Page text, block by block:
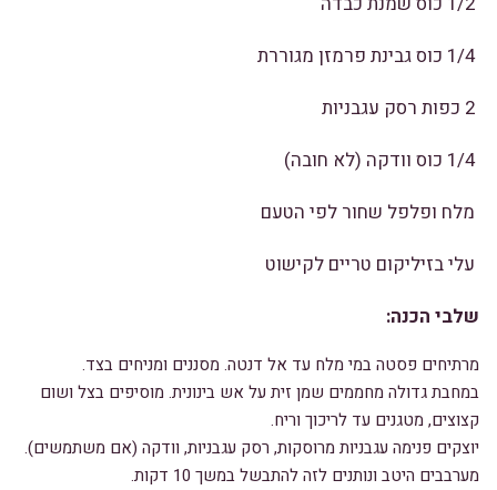
1/4 כוס גבינת פרמזן מגוררת
1/4 כוס וודקה (לא חובה)
מלח ופלפל שחור לפי הטעם
עלי בזיליקום טריים לקישוט
שלבי הכנה:
מרתיחים פסטה במי מלח עד אל דנטה. מסננים ומניחים בצד.
במחבת גדולה מחממים שמן זית על אש בינונית. מוסיפים בצל ושום
קצוצים, מטגנים עד לריכוך וריח.
יוצקים פנימה עגבניות מרוסקות, רסק עגבניות, וודקה (אם משתמשים).
מערבבים היטב ונותנים לזה להתבשל במשך 10 דקות.